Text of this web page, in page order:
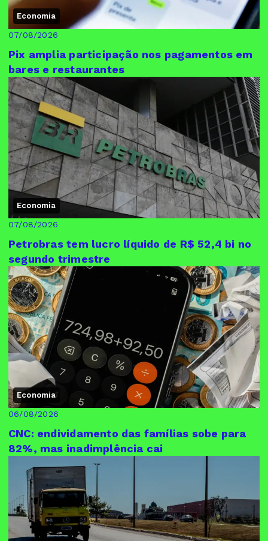
Economia
07/08/2026
Pix amplia participação nos pagamentos em
bares e restaurantes
Economia
07/08/2026
Petrobras tem lucro líquido de R$ 52,4 bi no
segundo trimestre
Economia
06/08/2026
CNC: endividamento das famílias sobe para
82%, mas inadimplência cai